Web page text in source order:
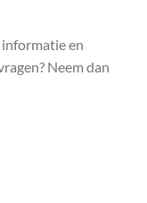
en
Neem dan